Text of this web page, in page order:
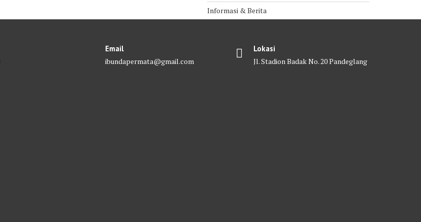
Informasi & Berita
Email
ibundapermata@gmail.com
Lokasi
Jl. Stadion Badak No. 20 Pandeglang